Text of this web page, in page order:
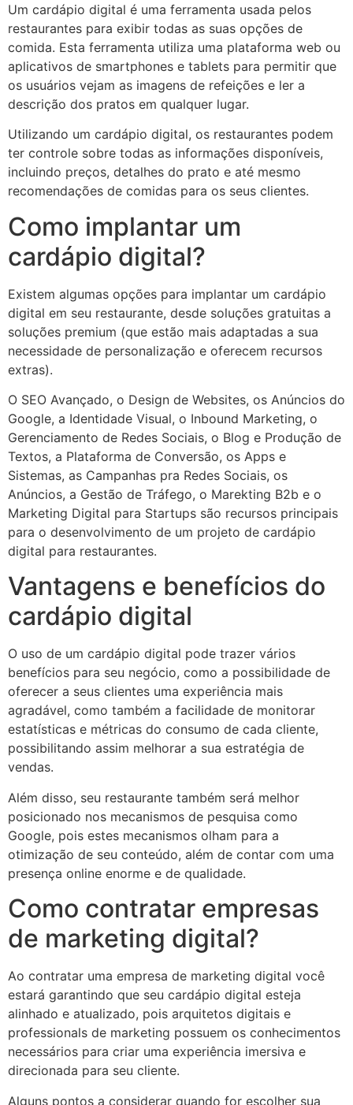
Um cardápio digital é uma ferramenta usada pelos
restaurantes para exibir todas as suas opções de
comida. Esta ferramenta utiliza uma plataforma web ou
aplicativos de smartphones e tablets para permitir que
os usuários vejam as imagens de refeições e ler a
descrição dos pratos em qualquer lugar.
Utilizando um cardápio digital, os restaurantes podem
ter controle sobre todas as informações disponíveis,
incluindo preços, detalhes do prato e até mesmo
recomendações de comidas para os seus clientes.
Como implantar um
cardápio digital?
Existem algumas opções para implantar um cardápio
digital em seu restaurante, desde soluções gratuitas a
soluções premium (que estão mais adaptadas a sua
necessidade de personalização e oferecem recursos
extras).
O SEO Avançado, o Design de Websites, os Anúncios do
Google, a Identidade Visual, o Inbound Marketing, o
Gerenciamento de Redes Sociais, o Blog e Produção de
Textos, a Plataforma de Conversão, os Apps e
Sistemas, as Campanhas pra Redes Sociais, os
Anúncios, a Gestão de Tráfego, o Marekting B2b e o
Marketing Digital para Startups são recursos principais
para o desenvolvimento de um projeto de cardápio
digital para restaurantes.
Vantagens e benefícios do
cardápio digital
O uso de um cardápio digital pode trazer vários
benefícios para seu negócio, como a possibilidade de
oferecer a seus clientes uma experiência mais
agradável, como também a facilidade de monitorar
estatísticas e métricas do consumo de cada cliente,
possibilitando assim melhorar a sua estratégia de
vendas.
Além disso, seu restaurante também será melhor
posicionado nos mecanismos de pesquisa como
Google, pois estes mecanismos olham para a
otimização de seu conteúdo, além de contar com uma
presença online enorme e de qualidade.
Como contratar empresas
de marketing digital?
Ao contratar uma empresa de marketing digital você
estará garantindo que seu cardápio digital esteja
alinhado e atualizado, pois arquitetos digitais e
professionals de marketing possuem os conhecimentos
necessários para criar uma experiência imersiva e
direcionada para seu cliente.
Alguns pontos a considerar quando for escolher sua